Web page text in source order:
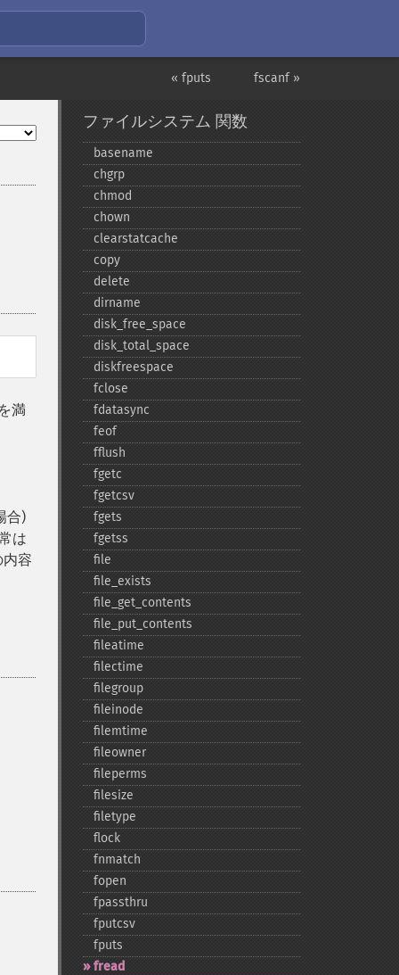
fscanf »
« fputs
満
合)
は
容
ファイルシステム 関数
basename
chgrp
chmod
chown
clearstatcache
copy
delete
dirname
disk_​free_​space
disk_​total_​space
diskfreespace
fclose
fdatasync
feof
fflush
fgetc
fgetcsv
fgets
fgetss
file
file_​exists
file_​get_​contents
file_​put_​contents
fileatime
filectime
filegroup
fileinode
filemtime
fileowner
fileperms
filesize
filetype
flock
fnmatch
fopen
fpassthru
fputcsv
fputs
fread